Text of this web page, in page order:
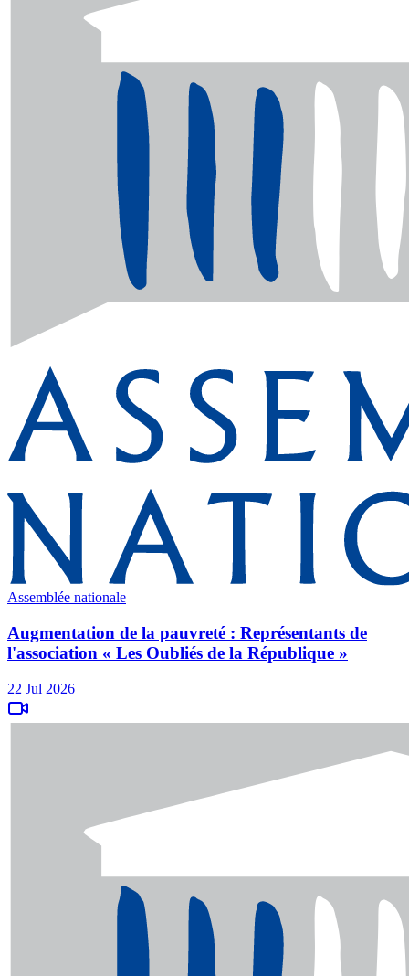
Assemblée nationale
Augmentation de la pauvreté : Représentants de
l'association « Les Oubliés de la République »
22 Jul 2026